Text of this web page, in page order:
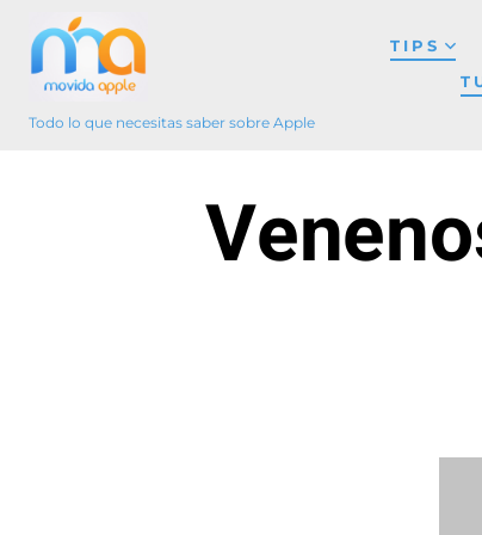
contenido
Todo lo que necesitas saber sobre Apple
TIPS